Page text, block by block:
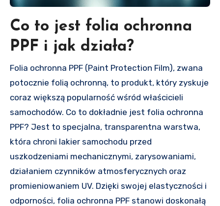
Co to jest folia ochronna
PPF i jak działa?
Folia ochronna PPF (Paint Protection Film), zwana
potocznie folią ochronną, to produkt, który zyskuje
coraz większą popularność wśród właścicieli
samochodów. Co to dokładnie jest folia ochronna
PPF? Jest to specjalna, transparentna warstwa,
która chroni lakier samochodu przed
uszkodzeniami mechanicznymi, zarysowaniami,
działaniem czynników atmosferycznych oraz
promieniowaniem UV. Dzięki swojej elastyczności i
odporności, folia ochronna PPF stanowi doskonałą